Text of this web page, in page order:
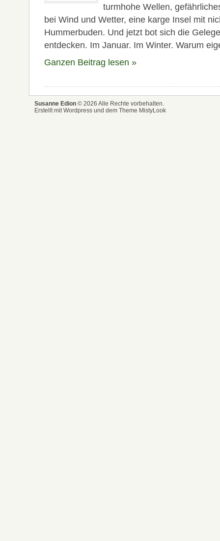
turmhohe Wellen,
bei Wind und Wetter, eine karge Insel mit
Hummerbuden. Und jetzt bot sich die
entdecken. Im Januar. Im Winter. Warum
Ganzen Beitrag lesen »
Susanne Edion © 2026 Alle Rechte vorbehalten.
Erstellt mit Wordpress und dem Theme MistyLook